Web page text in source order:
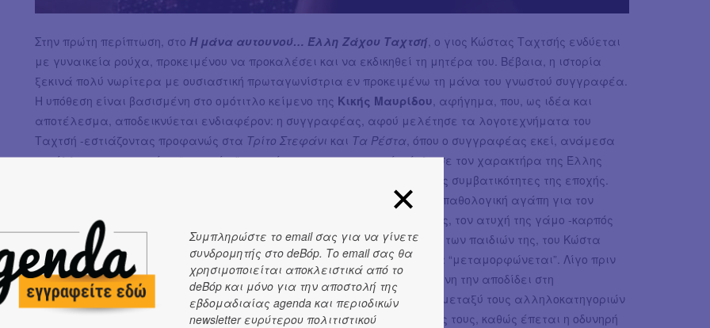
Στην πρώτη περίπτωση, στο Η μάνα αυτουνού… Έλλη Ζάχου Ταχτσή , ο γιος Κώστας Ταχτσής ενδύεται
με γυναικεία ρούχα, προκειμένου να προκαλέσει και να εκδικηθεί τη μητέρα του. Βέβαια, η ιστορία
ξεκινά πολύ νωρίτερα με ουσιαστική πρωταγωνίστρια εν προκειμένω τη μάνα του γνωστού συγγραφέα.
Η υπόθεση είναι βασισμένη στο ομότιτλο κείμενο της Κικής Μαυρίδου , αφήγημα, που, ως ιδέα και
αποτέλεσμα, αποδεικνύεται ενδιαφέρον: η συγγραφέας, αφού μελέτησε τα λογοτεχνήματα του
Ταχτσή -εστιάζοντας προφανώς στα Τρίτο Στεφάνι και Τα Ρέστα , όπου ο συγγραφέας εκεί, ανάμεσα
σε άλλα, σκιαγραφεί το “πορτρέτο” της μάνας του-, εν συνεχεία έπλασε τον χαρακτήρα της Έλλης
Ζάχου, μιας γυναίκας σκληρής, επαναστάτριας, ανένταχτης στις όποιες συμβατικότητες της εποχής.
Παρακολουθώντας την από τα παιδικά της χρόνια διακρίνουμε την ψυχοπαθολογική αγάπη για τον
πατέρα της, τα αντιστρόφως ανάλογα συναισθήματα για τη μητέρα της, τον ατυχή της γάμο -καρπός
του οποίου υπήρξε ο Ταχτσής-, την εξωσυζυγική της περιπέτεια, την τύχη των παιδιών της, του Κώστα
ιδιαίτερα, που σταδιακά μέσα από τους πειραματισμούς του αρχίζει να “μεταμορφώνεται”. Λίγο πριν
το τέλος η “γυναικεία” του επιλογή έχει παγιωθεί, η μάνα αγανακτισμένη την αποδίδει στη
λανθασμένη του ανατροφή και στη δική της εγκατάλειψη. Εν μέσω των μεταξύ τους αλληλοκατηγοριών
φαίνεται ότι αυτή η αιτιολόγηση είναι και το μοναδικό σημείο σύγκλισής τους, καθώς έπεται η οδυνηρή
Συμπληρώστε το email σας για να γίνετε
συνδρομητής στο deBόp. Το email σας θα
χρησιμοποιείται αποκλειστικά από το
deBόp και μόνο για την αποστολή της
εβδομαδιαίας agenda και περιοδικών
newsletter ευρύτερου πολιτιστικού